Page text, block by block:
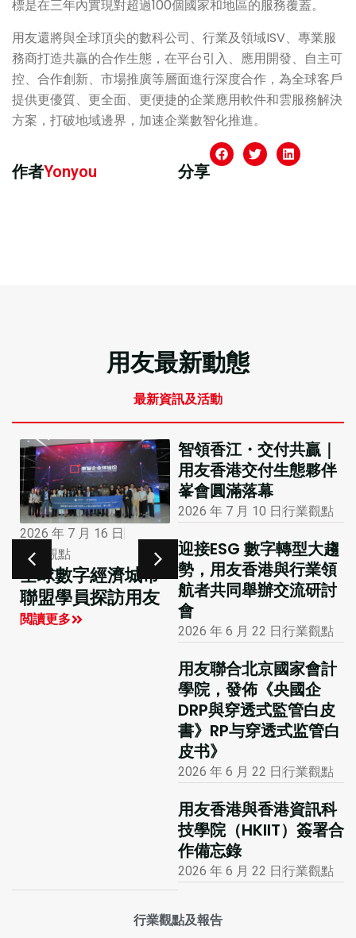
標是在三年內實現對超過100個國家和地區的服務覆蓋。
用友還將與全球頂尖的數科公司、行業及領域ISV、專業服
務商打造共贏的合作生態，在平台引入、應用開發、自主可
控、合作創新、市場推廣等層面進行深度合作，為全球客戶
提供更優質、更全面、更便捷的企業應用軟件和雲服務解決
方案，打破地域邊界，加速企業數智化推進。
作者Yonyou 分享
用友最新動態
最新資訊及活動
行業觀點及報告
2026 年 7 月 16 日
行業觀點
全球數字經濟城市
聯盟學員探訪用友
閲讀更多
市場活動
大公報專版報道用
友聯合主辦的國際
財務及會計數智化
創新峰會
閲讀更多
智領香江・交付共贏｜
用友香港交付生態夥伴
峯會圓滿落幕
2026 年 7 月 10 日 行業觀點
迎接ESG 數字轉型大趨
勢，用友香港與行業領
航者共同舉辦交流研討
會
2026 年 6 月 22 日 行業觀點
用友聯合北京國家會計
學院，發佈《央國企
DRP與穿透式監管白皮
書》RP与穿透式监管白
皮书》
2026 年 6 月 22 日 行業觀點
用友香港與香港資訊科
技學院（HKIIT）簽署合
作備忘錄
2026 年 6 月 22 日 行業觀點